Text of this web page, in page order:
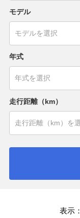
モデル
年式
走行距離（km）
表示：